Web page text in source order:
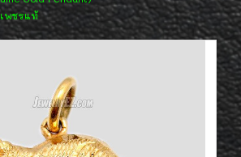
พชรแท้